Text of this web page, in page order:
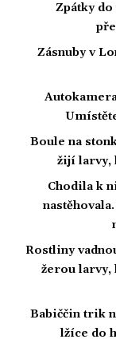
Zpátky
Zásnuby v
Boule na
žijí larvy,
Chodila k
Rostliny
žerou
Babiččin trik
lžíce do